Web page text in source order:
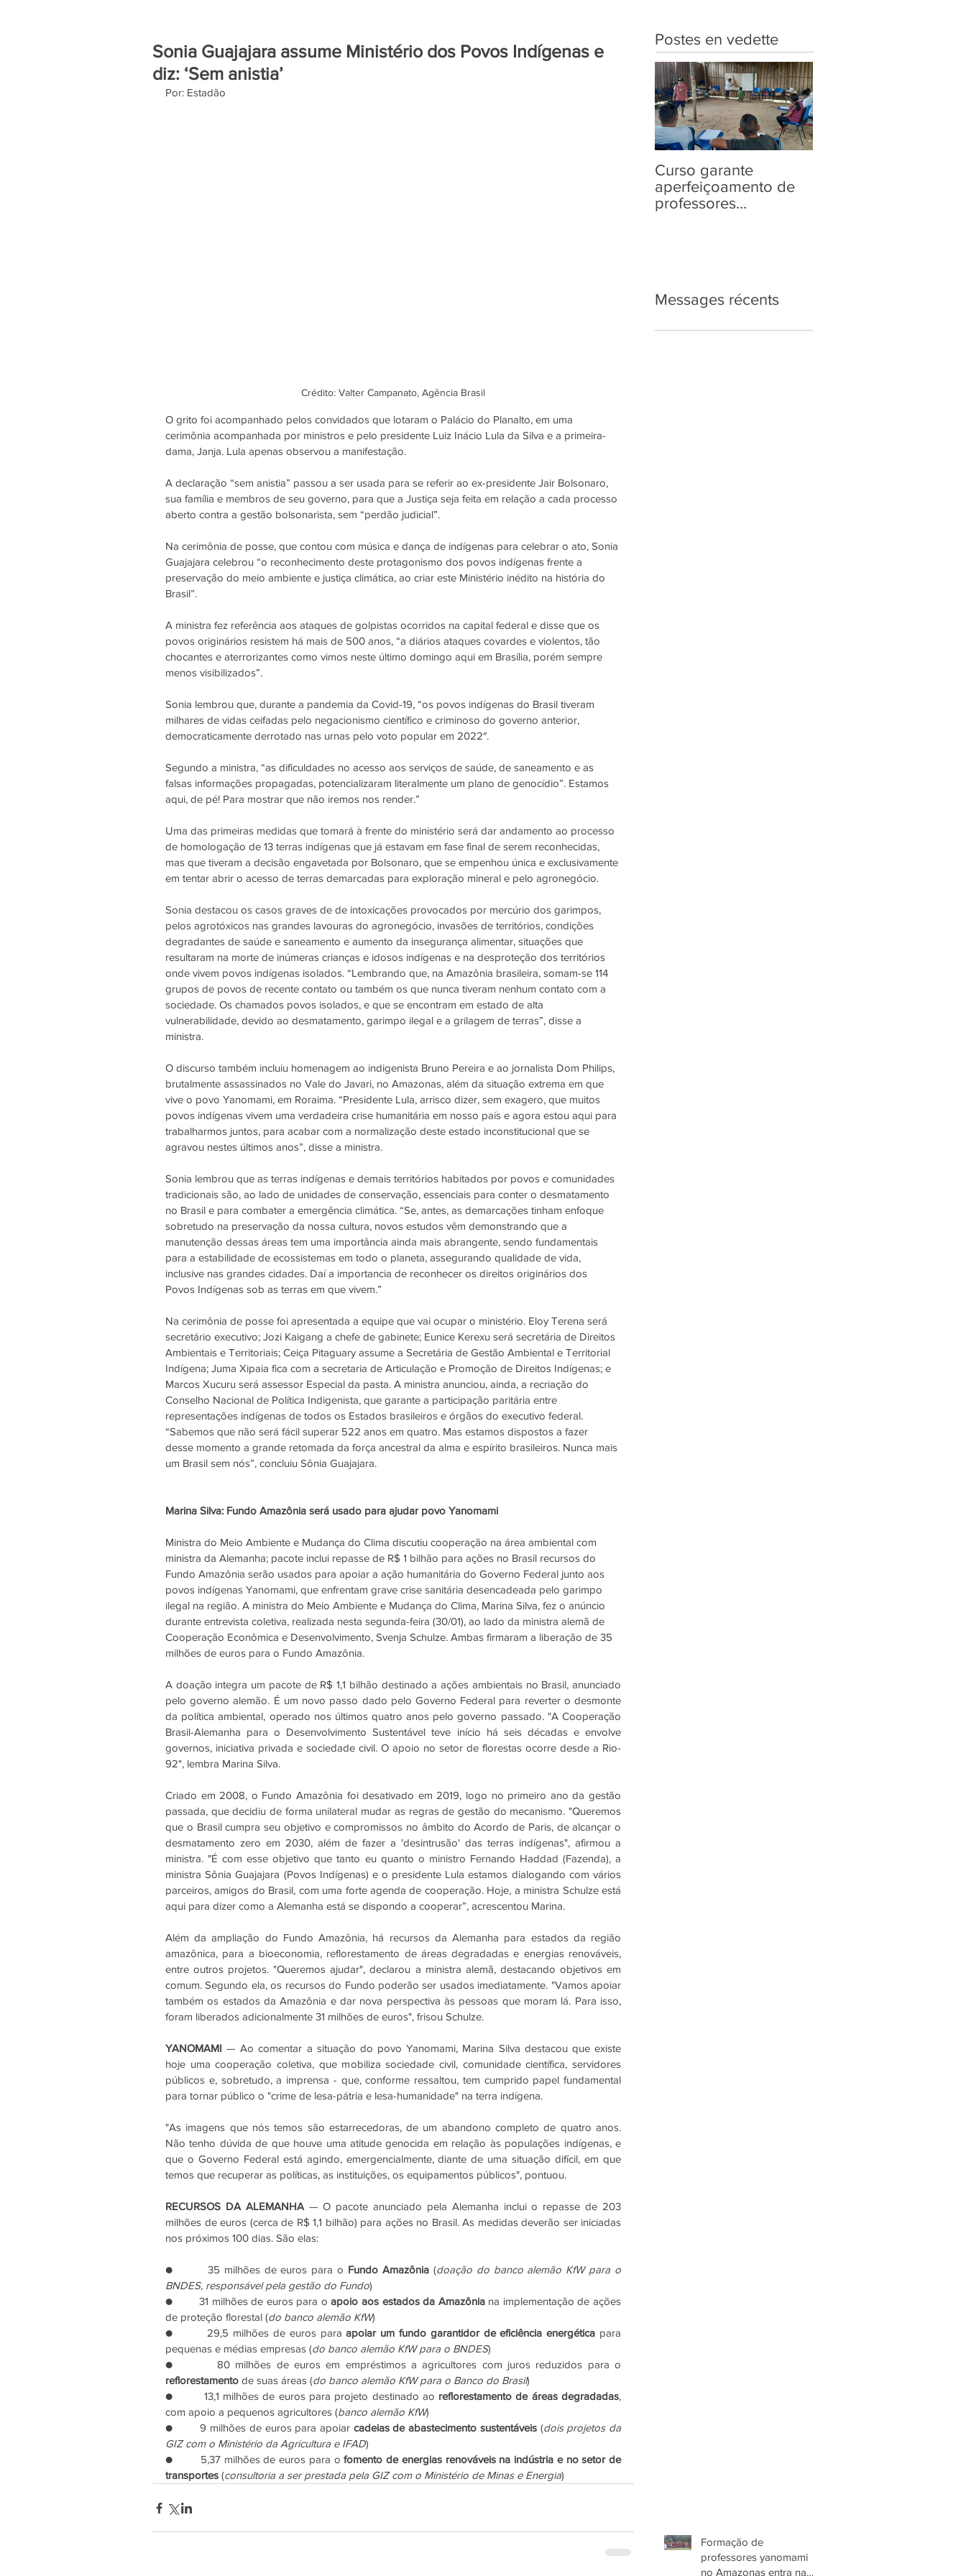
Sonia Guajajara assume Ministério dos Povos Indígenas e
diz: ‘Sem anistia’
Por: Estadão
Crédito: Valter Campanato, Agência Brasil
O grito foi acompanhado pelos convidados que lotaram o Palácio do Planalto, em uma
cerimônia acompanhada por ministros e pelo presidente Luiz Inácio Lula da Silva e a primeira-
dama, Janja. Lula apenas observou a manifestação.
A declaração “sem anistia” passou a ser usada para se referir ao ex-presidente Jair Bolsonaro,
sua família e membros de seu governo, para que a Justiça seja feita em relação a cada processo
aberto contra a gestão bolsonarista, sem “perdão judicial”.
Na cerimônia de posse, que contou com música e dança de indígenas para celebrar o ato, Sonia
Guajajara celebrou “o reconhecimento deste protagonismo dos povos indígenas frente a
preservação do meio ambiente e justiça climática, ao criar este Ministério inédito na história do
Brasil”.
A ministra fez referência aos ataques de golpistas ocorridos na capital federal e disse que os
povos originários resistem há mais de 500 anos, “a diários ataques covardes e violentos, tão
chocantes e aterrorizantes como vimos neste último domingo aqui em Brasília, porém sempre
menos visibilizados”.
Sonia lembrou que, durante a pandemia da Covid-19, “os povos indígenas do Brasil tiveram
milhares de vidas ceifadas pelo negacionismo científico e criminoso do governo anterior,
democraticamente derrotado nas urnas pelo voto popular em 2022″.
Segundo a ministra, “as dificuldades no acesso aos serviços de saúde, de saneamento e as
falsas informações propagadas, potencializaram literalmente um plano de genocídio”. Estamos
aqui, de pé! Para mostrar que não iremos nos render.”
Uma das primeiras medidas que tomará à frente do ministério será dar andamento ao processo
de homologação de 13 terras indígenas que já estavam em fase final de serem reconhecidas,
mas que tiveram a decisão engavetada por Bolsonaro, que se empenhou única e exclusivamente
em tentar abrir o acesso de terras demarcadas para exploração mineral e pelo agronegócio.
Sonia destacou os casos graves de de intoxicações provocados por mercúrio dos garimpos,
pelos agrotóxicos nas grandes lavouras do agronegócio, invasões de territórios, condições
degradantes de saúde e saneamento e aumento da insegurança alimentar, situações que
resultaram na morte de inúmeras crianças e idosos indígenas e na desproteção dos territórios
onde vivem povos indígenas isolados. “Lembrando que, na Amazônia brasileira, somam-se 114
grupos de povos de recente contato ou também os que nunca tiveram nenhum contato com a
sociedade. Os chamados povos isolados, e que se encontram em estado de alta
vulnerabilidade, devido ao desmatamento, garimpo ilegal e a grilagem de terras”, disse a
ministra.
O discurso também incluiu homenagem ao indigenista Bruno Pereira e ao jornalista Dom Philips,
brutalmente assassinados no Vale do Javari, no Amazonas, além da situação extrema em que
vive o povo Yanomami, em Roraima. “Presidente Lula, arrisco dizer, sem exagero, que muitos
povos indígenas vivem uma verdadeira crise humanitária em nosso país e agora estou aqui para
trabalharmos juntos, para acabar com a normalização deste estado inconstitucional que se
agravou nestes últimos anos”, disse a ministra.
Sonia lembrou que as terras indígenas e demais territórios habitados por povos e comunidades
tradicionais são, ao lado de unidades de conservação, essenciais para conter o desmatamento
no Brasil e para combater a emergência climática. “Se, antes, as demarcações tinham enfoque
sobretudo na preservação da nossa cultura, novos estudos vêm demonstrando que a
manutenção dessas áreas tem uma importância ainda mais abrangente, sendo fundamentais
para a estabilidade de ecossistemas em todo o planeta, assegurando qualidade de vida,
inclusive nas grandes cidades. Daí a importancia de reconhecer os direitos originários dos
Povos Indígenas sob as terras em que vivem.”
Na cerimônia de posse foi apresentada a equipe que vai ocupar o ministério. Eloy Terena será
secretário executivo; Jozi Kaigang a chefe de gabinete; Eunice Kerexu será secretária de Direitos
Ambientais e Territoriais; Ceiça Pitaguary assume a Secretária de Gestão Ambiental e Territorial
Indígena; Juma Xipaia fica com a secretaria de Articulação e Promoção de Direitos Indígenas; e
Marcos Xucuru será assessor Especial da pasta. A ministra anunciou, ainda, a recriação do
Conselho Nacional de Política Indigenista, que garante a participação paritária entre
representações indígenas de todos os Estados brasileiros e órgãos do executivo federal.
“Sabemos que não será fácil superar 522 anos em quatro. Mas estamos dispostos a fazer
desse momento a grande retomada da força ancestral da alma e espírito brasileiros. Nunca mais
um Brasil sem nós”, concluiu Sônia Guajajara.
Marina Silva: Fundo Amazônia será usado para ajudar povo Yanomami
Ministra do Meio Ambiente e Mudança do Clima discutiu cooperação na área ambiental com
ministra da Alemanha; pacote inclui repasse de R$ 1 bilhão para ações no Brasil recursos do
Fundo Amazônia serão usados para apoiar a ação humanitária do Governo Federal junto aos
povos indígenas Yanomami, que enfrentam grave crise sanitária desencadeada pelo garimpo
ilegal na região. A ministra do Meio Ambiente e Mudança do Clima, Marina Silva, fez o anúncio
durante entrevista coletiva, realizada nesta segunda-feira (30/01), ao lado da ministra alemã de
Cooperação Econômica e Desenvolvimento, Svenja Schulze. Ambas firmaram a liberação de 35
milhões de euros para o Fundo Amazônia.
A doação integra um pacote de R$ 1,1 bilhão destinado a ações ambientais no Brasil, anunciado
pelo governo alemão. É um novo passo dado pelo Governo Federal para reverter o desmonte
da política ambiental, operado nos últimos quatro anos pelo governo passado. "A Cooperação
Brasil-Alemanha para o Desenvolvimento Sustentável teve início há seis décadas e envolve
governos, iniciativa privada e sociedade civil. O apoio no setor de florestas ocorre desde a Rio-
92", lembra Marina Silva.
Criado em 2008, o Fundo Amazônia foi desativado em 2019, logo no primeiro ano da gestão
passada, que decidiu de forma unilateral mudar as regras de gestão do mecanismo. "Queremos
que o Brasil cumpra seu objetivo e compromissos no âmbito do Acordo de Paris, de alcançar o
desmatamento zero em 2030, além de fazer a 'desintrusão' das terras indígenas", afirmou a
ministra. "É com esse objetivo que tanto eu quanto o ministro Fernando Haddad (Fazenda), a
ministra Sônia Guajajara (Povos Indígenas) e o presidente Lula estamos dialogando com vários
parceiros, amigos do Brasil, com uma forte agenda de cooperação. Hoje, a ministra Schulze está
aqui para dizer como a Alemanha está se dispondo a cooperar”, acrescentou Marina.
Além da ampliação do Fundo Amazônia, há recursos da Alemanha para estados da região
amazônica, para a bioeconomia, reflorestamento de áreas degradadas e energias renováveis,
entre outros projetos. "Queremos ajudar", declarou a ministra alemã, destacando objetivos em
comum. Segundo ela, os recursos do Fundo poderão ser usados imediatamente. "Vamos apoiar
também os estados da Amazônia e dar nova perspectiva às pessoas que moram lá. Para isso,
foram liberados adicionalmente 31 milhões de euros", frisou Schulze.
YANOMAMI — Ao comentar a situação do povo Yanomami, Marina Silva destacou que existe
hoje uma cooperação coletiva, que mobiliza sociedade civil, comunidade científica, servidores
públicos e, sobretudo, a imprensa - que, conforme ressaltou, tem cumprido papel fundamental
para tornar público o "crime de lesa-pátria e lesa-humanidade" na terra indígena.
"As imagens que nós temos são estarrecedoras, de um abandono completo de quatro anos.
Não tenho dúvida de que houve uma atitude genocida em relação às populações indígenas, e
que o Governo Federal está agindo, emergencialmente, diante de uma situação difícil, em que
temos que recuperar as políticas, as instituições, os equipamentos públicos", pontuou.
RECURSOS DA ALEMANHA — O pacote anunciado pela Alemanha inclui o repasse de 203
milhões de euros (cerca de R$ 1,1 bilhão) para ações no Brasil. As medidas deverão ser iniciadas
nos próximos 100 dias. São elas:
●        35 milhões de euros para o Fundo Amazônia (doação do banco alemão KfW para o
BNDES, responsável pela gestão do Fundo)
●        31 milhões de euros para o apoio aos estados da Amazônia na implementação de ações
de proteção florestal (do banco alemão KfW)
●        29,5 milhões de euros para apoiar um fundo garantidor de eficiência energética para
pequenas e médias empresas (do banco alemão KfW para o BNDES)
reflorestamento de suas áreas (do banco alemão KfW para o Banco do Brasil)
●        13,1 milhões de euros para projeto destinado ao reflorestamento de áreas degradadas,
com apoio a pequenos agricultores (banco alemão KfW)
●        9 milhões de euros para apoiar cadeias de abastecimento sustentáveis (dois projetos da
GIZ com o Ministério da Agricultura e IFAD)
●        5,37 milhões de euros para o fomento de energias renováveis na indústria e no setor de
transportes (consultoria a ser prestada pela GIZ com o Ministério de Minas e Energia)
Postes en vedette
Curso garante
aperfeiçoamento de
professores
Messages récents
Formação de
professores yanomami
no Amazonas entra na